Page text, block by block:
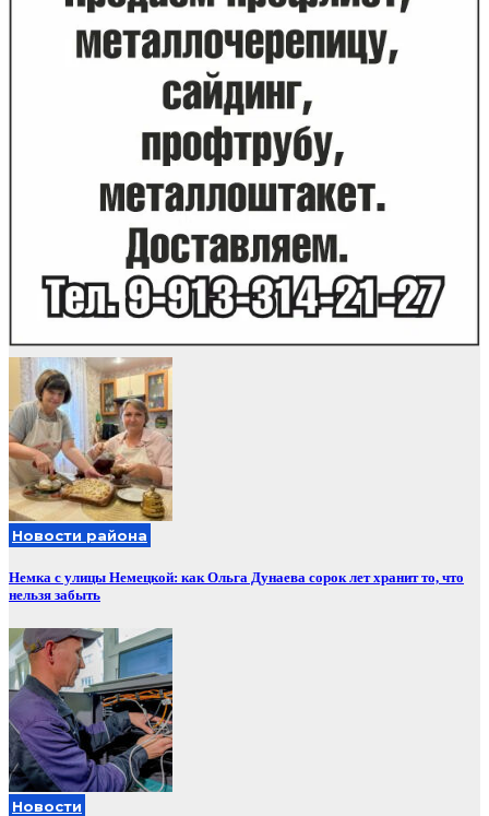
Новости района
Немка с улицы Немецкой: как Ольга Дунаева сорок лет хранит то, что
нельзя забыть
Новости